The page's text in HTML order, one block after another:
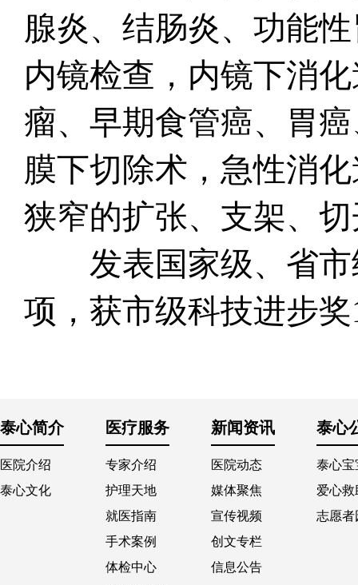
腺炎、结肠炎、功能
内镜检查，内镜下消
瘤、早期食管癌、胃
膜下切除术，急性消
狭窄的扩张、支架、
发表国家级、省市
项，获市级科技进步
泰心简介 医疗服务 新闻资讯 泰心
医院介绍
泰心文化
专家介绍
护理天地
就医指南
手术案例
体检中心
医院动态
媒体聚焦
宣传视频
创文专栏
信息公告
泰心宝
爱心
志愿者